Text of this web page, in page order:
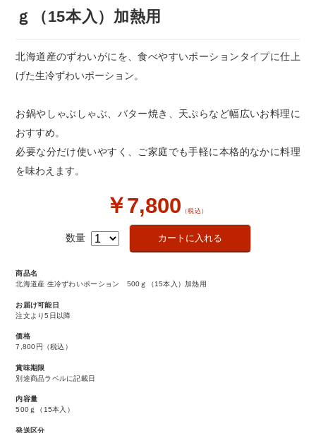
ｇ（15本入）加熱用
北海道産のずわいがにを、食べやすいポーションタイプに仕上
げた生冷ずわいポーション。
お鍋やしゃぶしゃぶ、バター焼き、天ぷらなど幅広いお料理に
おすすめ。
必要な分だけ使いやすく、ご家庭でも手軽に本格的なかに料理
を味わえます。
￥7,800 （税込）
数量
商品名
北海道産 生冷ずわいポーション 500ｇ（15本入）加熱用
お届け可能日
注文より5日以降
価格
7,800円
（税込）
賞味期限
別途商品ラベルに記載日
内容量
500ｇ（15本入）
発送区分